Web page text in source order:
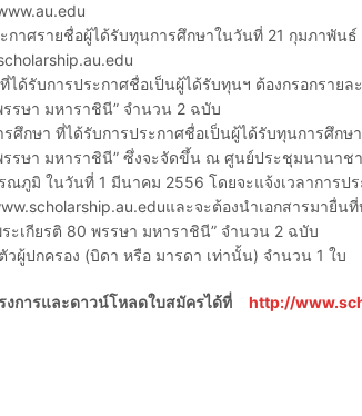
าศรายชื่อผู้ได้รับทุนการศึกษาในวันที่ 21 กุมภาพันธ์
ด้รับการประกาศชื่อเป็นผู้ได้รับทุนฯ ต้องกรอกราย
รรษา มหาราชินี” จำนวน 2 ฉบับ
กษา ที่ได้รับการประกาศชื่อเป็นผู้ได้รับทุนการศึกษ
รรษา มหาราชินี” ซึ่งจะจัดขึ้น ณ ศูนย์ประชุมนานาช
ภูมิ ในวันที่ 1 มีนาคม 2556 โดยจะแจ้งเวลาการป
และจะต้องนำเอกสารมายื่น
เกียรติ 80 พรรษา มหาราชินี” จำนวน 2 ฉบับ
ผู้ปกครอง (บิดา หรือ มารดา เท่านั้น) จำนวน 1 ใบ
งการและดาวน์โหลดใบสมัครได้ที่ http://